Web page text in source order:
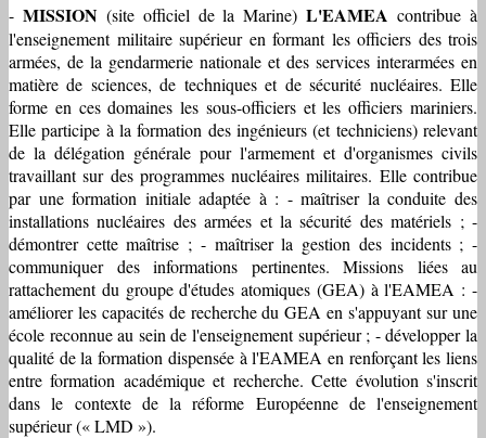
- MISSION(site officiel de la Marine)L'EAMEA contribue à
l'enseignement militaire supérieur en formant les officiers des trois
armées, de la gendarmerie nationale et des services interarmées en
matière de sciences, de techniques et de sécurité nucléaires. Elle
forme en ces domaines les sous-officiers et les officiers mariniers.
Elle participe à la formation des ingénieurs (et techniciens) relevant
de la délégation générale pour l'armement et d'organismes civils
travaillant sur des programmes nucléaires militaires. Elle contribue
par une formation initiale adaptée à : - maîtriser la conduite des
installations nucléaires des armées et la sécurité des matériels ; -
démontrer cette maîtrise ; - maîtriser la gestion des incidents ; -
communiquer des informations pertinentes. Missions liées au
rattachement du groupe d'études atomiques (GEA) à l'EAMEA : -
améliorer les capacités de recherche du GEA en s'appuyant sur une
école reconnue au sein de l'enseignement supérieur ; - développer la
qualité de la formation dispensée à l'EAMEA en renforçant les liens
entre formation académique et recherche. Cette évolution s'inscrit
dans le contexte de la réforme Européenne de l'enseignement
supérieur (« LMD »).